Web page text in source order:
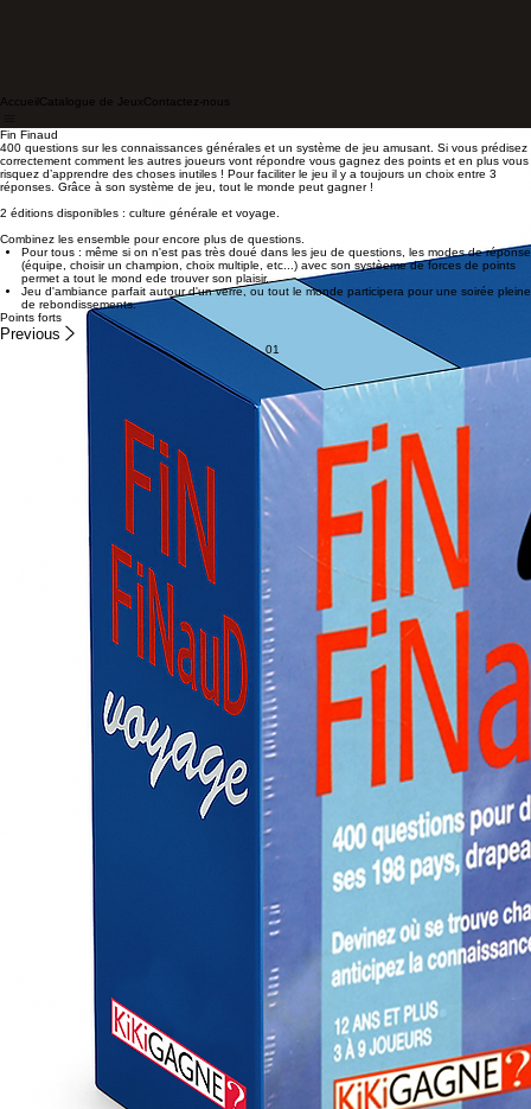
AccueilCatalogue de JeuxContactez-nous
Fin Finaud
400 questions sur les connaissances générales et un système de jeu amusant. Si vous prédisez
correctement comment les autres joueurs vont répondre vous gagnez des points et en plus vous
risquez d’apprendre des choses inutiles ! Pour faciliter le jeu il y a toujours un choix entre 3
réponses. Grâce à son système de jeu, tout le monde peut gagner !
2 éditions disponibles : culture générale et voyage.
Combinez les ensemble pour encore plus de questions.
Pour tous : même si on n'est pas très doué dans les jeu de questions, les modes de réponse
(équipe, choisir un champion, choix multiple, etc...) avec son systèeme de forces de points
permet a tout le mond ede trouver son plaisir.
Jeu d'ambiance parfait autour d'un verre, ou tout le monde participera pour une soirée pleine
de rebondissements.
01